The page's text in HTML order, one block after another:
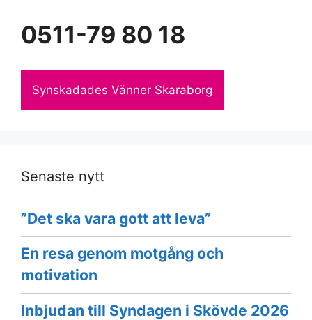
0511-79 80 18
Synskadades Vänner Skaraborg
Senaste nytt
”Det ska vara gott att leva”
En resa genom motgång och
motivation
Inbjudan till Syndagen i Skövde 2026